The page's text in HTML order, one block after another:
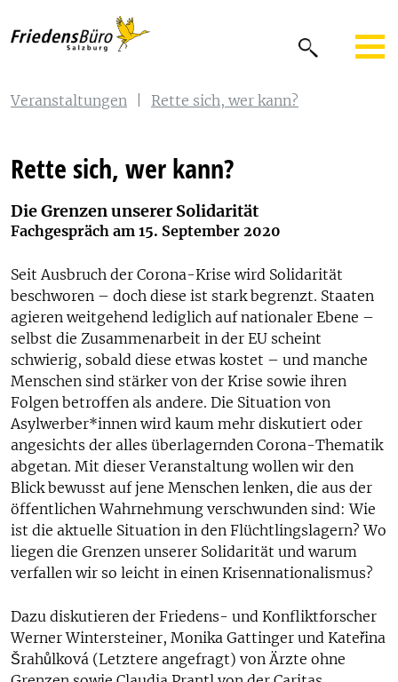
Veranstaltungen Rette sich, wer kann?
Rette sich, wer kann?
Die Grenzen unserer Solidarität
Fachgespräch am 15. September 2020
Seit Ausbruch der Corona-Krise wird Solidarität
beschworen – doch diese ist stark begrenzt. Staaten
agieren weitgehend lediglich auf nationaler Ebene –
selbst die Zusammenarbeit in der EU scheint
schwierig, sobald diese etwas kostet – und manche
Menschen sind stärker von der Krise sowie ihren
Folgen betroffen als andere. Die Situation von
Asylwerber*innen wird kaum mehr diskutiert oder
angesichts der alles überlagernden Corona-Thematik
abgetan. Mit dieser Veranstaltung wollen wir den
Blick bewusst auf jene Menschen lenken, die aus der
öffentlichen Wahrnehmung verschwunden sind: Wie
ist die aktuelle Situation in den Flüchtlingslagern? Wo
liegen die Grenzen unserer Solidarität und warum
verfallen wir so leicht in einen Krisennationalismus?
Dazu diskutieren der Friedens- und Konfliktforscher
Werner Wintersteiner, Monika Gattinger und Kateřina
Šrahůlková (Letztere angefragt) von Ärzte ohne